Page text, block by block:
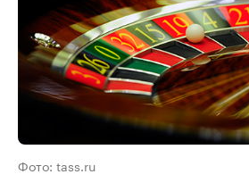
Фото: tass.ru